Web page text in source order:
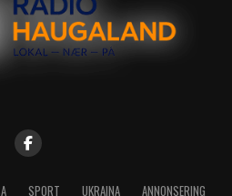
SPORT UKRAINA ANNONSERING